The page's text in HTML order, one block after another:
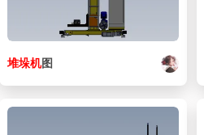
堆垛机图